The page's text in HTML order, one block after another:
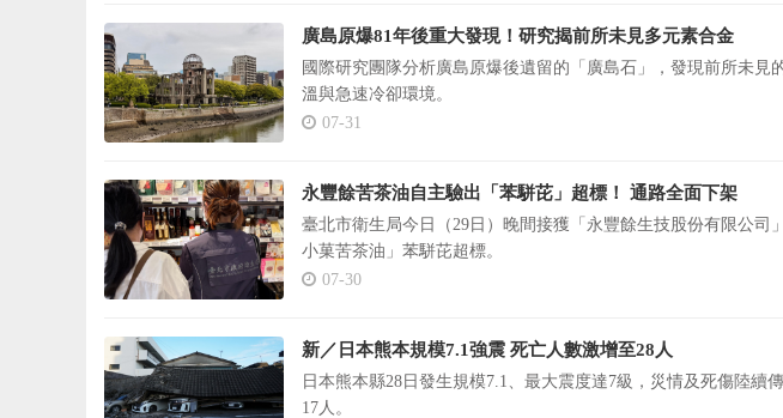
廣島原爆81年後重大發現！研究揭前所未見多元素合金
國際研究團隊分析廣島原爆後遺留的「廣島石」，發現前所未見
溫與急速冷卻環境。
07-31
永豐餘苦茶油自主驗出「苯駢芘」超標！ 通路全面下架
臺北市衛生局今日（29日）晚間接獲「永豐餘生技股份有限公司
小菓苦茶油」苯駢芘超標。
07-30
新／日本熊本規模7.1強震 死亡人數激增至28人
日本熊本縣28日發生規模7.1、最大震度達7級，災情及死傷陸續
17人。